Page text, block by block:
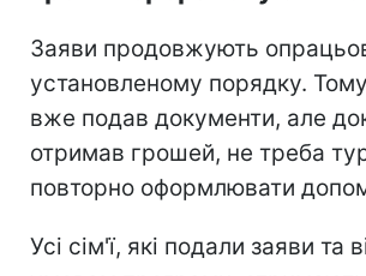
Заяви продовжують
установленому порядку.
вже подав документи, але
отримав грошей, не треба
повторно оформлювати
Усі сім'ї, які подали заяви та